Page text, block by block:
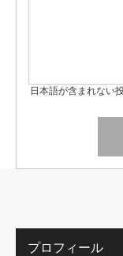
日本語が含まれない
プロフィール